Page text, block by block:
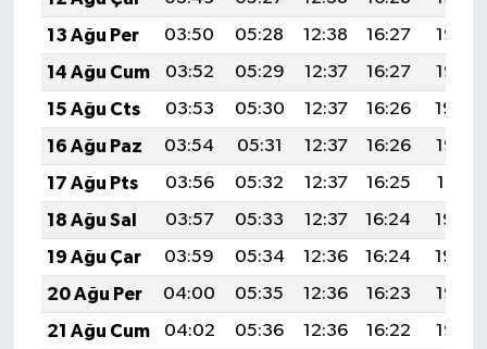
13 Ağu Per
03:50 05:28 12:38 16:27
19:37
14 Ağu Cum
03:52 05:29 12:37 16:27
19:36
15 Ağu Cts
03:53 05:30 12:37 16:26
19:34
16 Ağu Paz
03:54 05:31 12:37 16:26
19:33
17 Ağu Pts
03:56 05:32 12:37 16:25
19:31
18 Ağu Sal
03:57 05:33 12:37 16:24
19:30
19 Ağu Çar
03:59 05:34 12:36 16:24
19:29
20 Ağu Per
04:00 05:35 12:36 16:23
19:27
21 Ağu Cum
04:02 05:36 12:36 16:22
19:26